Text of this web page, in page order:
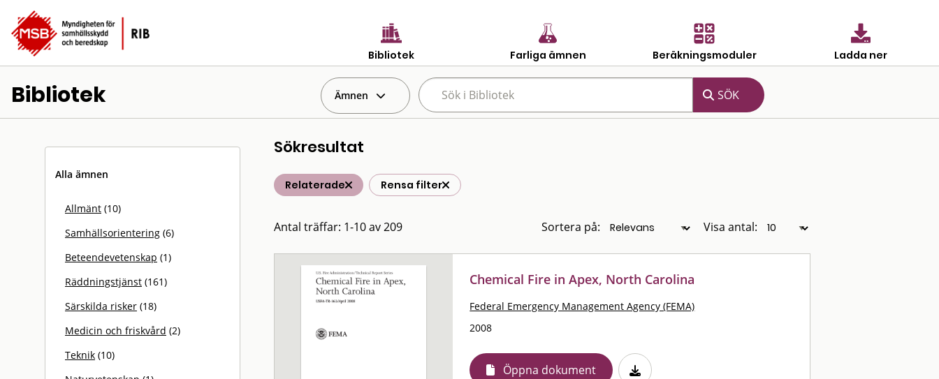
Bibliotek Farliga ämnen Beräkningsmoduler Ladda ner
Bibliotek Ämnen
Alla ämnen
Allmänt (10)
Samhällsorientering (6)
Beteendevetenskap (1)
Räddningstjänst (161)
Särskilda risker (18)
Medicin och friskvård (2)
Teknik (10)
Sökresultat
Relaterade Rensa filter
Antal träffar: 1-10 av 209 Sortera på: Visa antal:
Chemical Fire in Apex, North Carolina
Federal Emergency Management Agency (FEMA)
2008
Öppna dokument